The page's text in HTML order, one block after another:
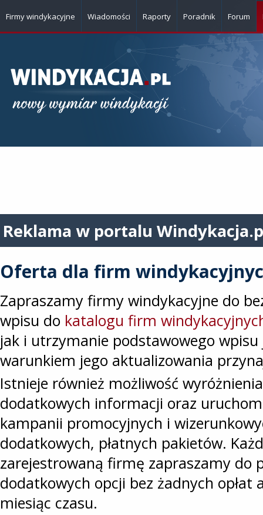
Firmy windykacyjne Wiadomości Raporty Poradnik Forum
Reklama w portalu
Oferta dla firm
Zapraszamy firmy windykacyjne do
wpisu do katalogu firm
jak i utrzymanie podstawowego wpisu
warunkiem jego aktualizowania
Istnieje również możliwość
dodatkowych informacji oraz
kampanii promocyjnych i
dodatkowych, płatnych pakietów.
zarejestrowaną firmę zapraszamy do
dodatkowych opcji bez żadnych opłat
miesiąc czasu.